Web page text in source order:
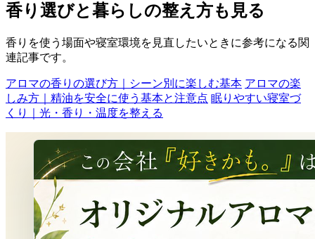
香り選びと暮らしの整え方も見る
香りを使う場面や寝室環境を見直したいときに参考になる関
連記事です。
アロマの香りの選び方｜シーン別に楽しむ基本 アロマの楽
しみ方｜精油を安全に使う基本と注意点 眠りやすい寝室づ
くり｜光・香り・温度を整える